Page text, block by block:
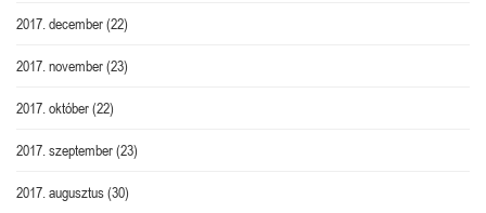
2017. december(22)
2017. november(23)
2017. október(22)
2017. szeptember(23)
2017. augusztus(30)